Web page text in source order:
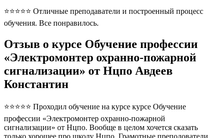
⭐⭐⭐⭐⭐ Отличные преподаватели и построенный процесс
обучения. Все понравилось.
Отзыв о курсе Обучение профессии
«Электромонтер охранно-пожарной
сигнализации» от Нцпо Авдеев
Константин
⭐⭐⭐⭐⭐ Проходил обучение на курсе курсе Обучение
профессии «Электромонтер охранно-пожарной
сигнализации» от Нцпо. Вообще в целом хочется сказать
только хорошее про школу Нцпо. Грамотные преподователи